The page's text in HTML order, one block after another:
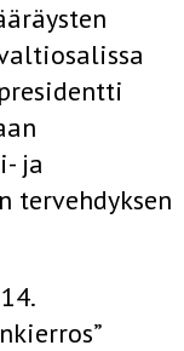
ja
tervehdyksen